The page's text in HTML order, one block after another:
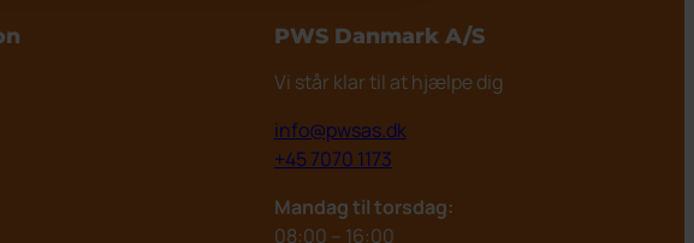
PWS DanmarkA/S
Vi står klar til at hjælpe dig
info@pwsas.dk
+45 7070 1173
Mandag til torsdag:
08:00 – 16:00